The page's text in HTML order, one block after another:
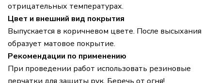
отрицательных температурах.
Цвет и внешний вид покрытия
Выпускается в коричневом цвете. После высыхания
образует матовое покрытие.
Рекомендации по применению
При проведении работ использовать резиновые